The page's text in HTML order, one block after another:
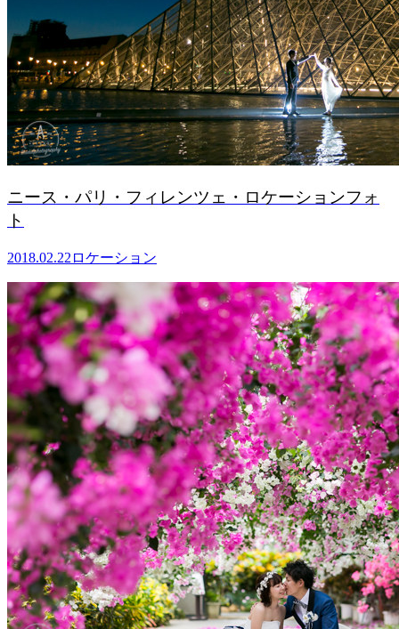
ニース・パリ・フィレンツェ・ロケーションフォ
ト
2018.02.22 ロケーション